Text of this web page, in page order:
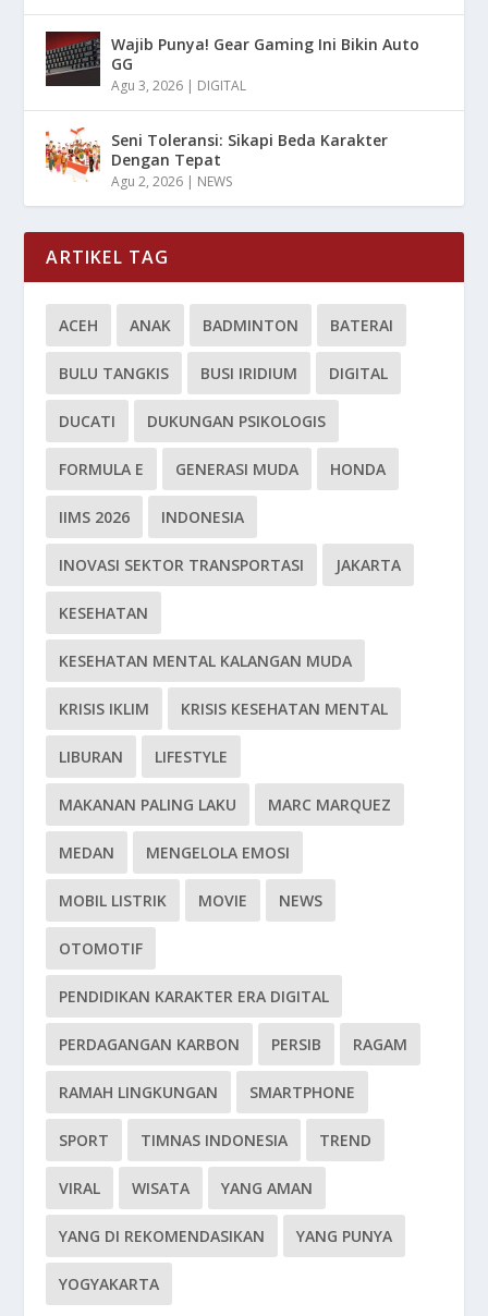
Wajib Punya! Gear Gaming Ini Bikin Auto
GG
Agu 3, 2026 | DIGITAL
Seni Toleransi: Sikapi Beda Karakter
Dengan Tepat
Agu 2, 2026 | NEWS
ARTIKEL TAG
ACEH ANAK BADMINTON BATERAI
BULU TANGKIS BUSI IRIDIUM DIGITAL
DUCATI DUKUNGAN PSIKOLOGIS
FORMULA E GENERASI MUDA HONDA
IIMS 2026 INDONESIA
INOVASI SEKTOR TRANSPORTASI JAKARTA
KESEHATAN
KESEHATAN MENTAL KALANGAN MUDA
KRISIS IKLIM KRISIS KESEHATAN MENTAL
LIBURAN LIFESTYLE
MAKANAN PALING LAKU MARC MARQUEZ
MEDAN MENGELOLA EMOSI
MOBIL LISTRIK MOVIE NEWS
OTOMOTIF
PENDIDIKAN KARAKTER ERA DIGITAL
PERDAGANGAN KARBON PERSIB RAGAM
RAMAH LINGKUNGAN SMARTPHONE
SPORT TIMNAS INDONESIA TREND
VIRAL WISATA YANG AMAN
YANG DI REKOMENDASIKAN YANG PUNYA
YOGYAKARTA